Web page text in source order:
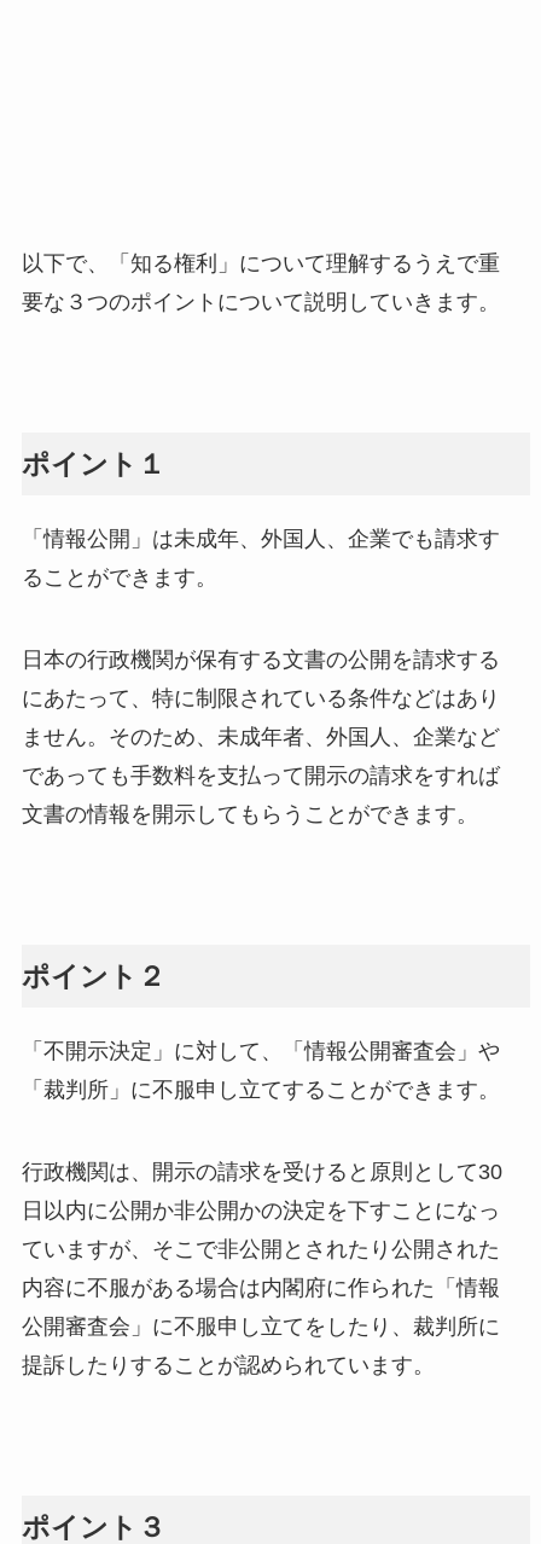
以下で、「知る権利」について理解するうえで重
要な３つのポイントについて説明していきます。
ポイント１
「情報公開」は未成年、外国人、企業でも請求す
ることができます。
日本の行政機関が保有する文書の公開を請求する
にあたって、特に制限されている条件などはあり
ません。そのため、未成年者、外国人、企業など
であっても手数料を支払って開示の請求をすれば
文書の情報を開示してもらうことができます。
ポイント２
「不開示決定」に対して、「情報公開審査会」や
「裁判所」に不服申し立てすることができます。
行政機関は、開示の請求を受けると原則として30
日以内に公開か非公開かの決定を下すことになっ
ていますが、そこで非公開とされたり公開された
内容に不服がある場合は内閣府に作られた「情報
公開審査会」に不服申し立てをしたり、裁判所に
提訴したりすることが認められています。
ポイント３